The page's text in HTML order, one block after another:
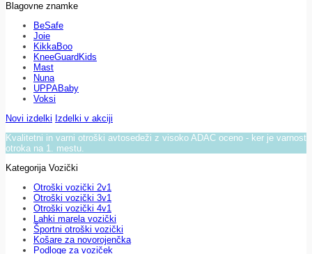
Blagovne znamke
BeSafe
Joie
KikkaBoo
KneeGuardKids
Mast
Nuna
UPPABaby
Voksi
Novi izdelki Izdelki v akciji
Kvalitetni in varni otroški avtosedeži z visoko ADAC oceno - ker je varnost
otroka na 1. mestu.
Kategorija Vozički
Otroški vozički 2v1
Otroški vozički 3v1
Otroški vozički 4v1
Lahki marela vozički
Športni otroški vozički
Košare za novorojenčka
Podloge za voziček